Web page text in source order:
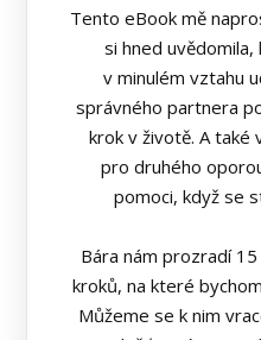
Tento eBook mě
si hned uvědomila,
v minulém vztahu
správného partnera
krok v životě. A také
pro druhého
pomoci, když se
Bára nám prozradí
kroků, na které
Můžeme se k nim